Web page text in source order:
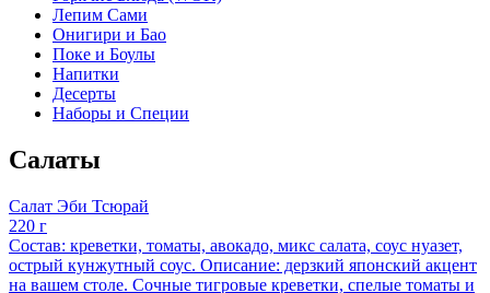
Лепим Сами
Онигири и Бао
Поке и Боулы
Напитки
Десерты
Наборы и Специи
Салаты
Салат Эби Тсюрай
220 г
Состав: креветки, томаты, авокадо, микс салата, соус нуазет,
острый кунжутный соус. Описание: дерзкий японский акцент
на вашем столе. Сочные тигровые креветки, спелые томаты и